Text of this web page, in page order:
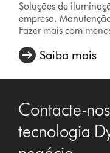
Soluções de
empresa.
Fazer mais com
Saiba mais
Contacte-
tecnologia